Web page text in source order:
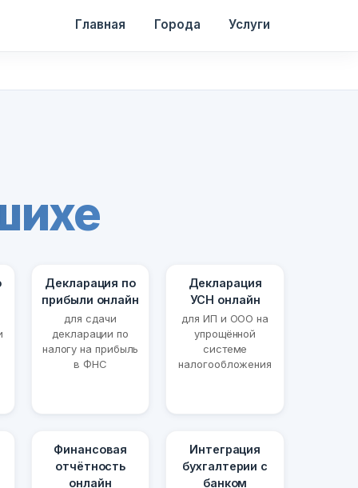
Главная Города Услуги
Декларация по
прибыли онлайн
для сдачи
декларации по
налогу на прибыль
в ФНС
Декларация
УСН онлайн
для ИП и ООО на
упрощённой
системе
налогообложения
Финансовая
отчётность
онлайн
Интеграция
бухгалтерии с
банком